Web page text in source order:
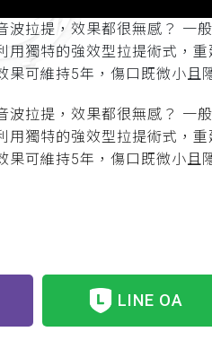
波拉提，效果都很無感？ 一
用獨特的強效型拉提術式，
果可維持5年，傷口既微小且
波拉提，效果都很無感？ 一
用獨特的強效型拉提術式，
果可維持5年，傷口既微小且
LINE OA